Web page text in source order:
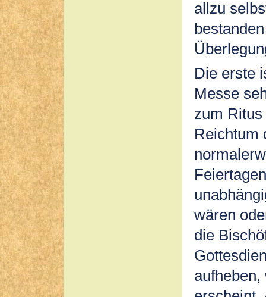
allzu
Die erste
Messe
zum
Reichtum
wären
die